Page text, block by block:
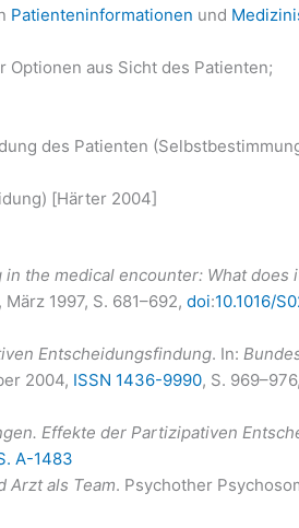
Patienteninformationen und
aus Sicht des Patienten;
des Patienten
[Härter 2004]
the medical encounter: What does
1997, S. 681–692, doi:10.1016/
Entscheidungsfindung. In:
2004, ISSN 1436-9990, S. 969–976,
Effekte der Partizipativen
A-1483
Arzt als Team. Psychother